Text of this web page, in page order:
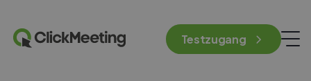
Testzugang